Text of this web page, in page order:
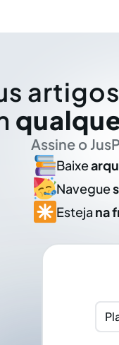
Assine o
Baixe
Navegue
Esteja na